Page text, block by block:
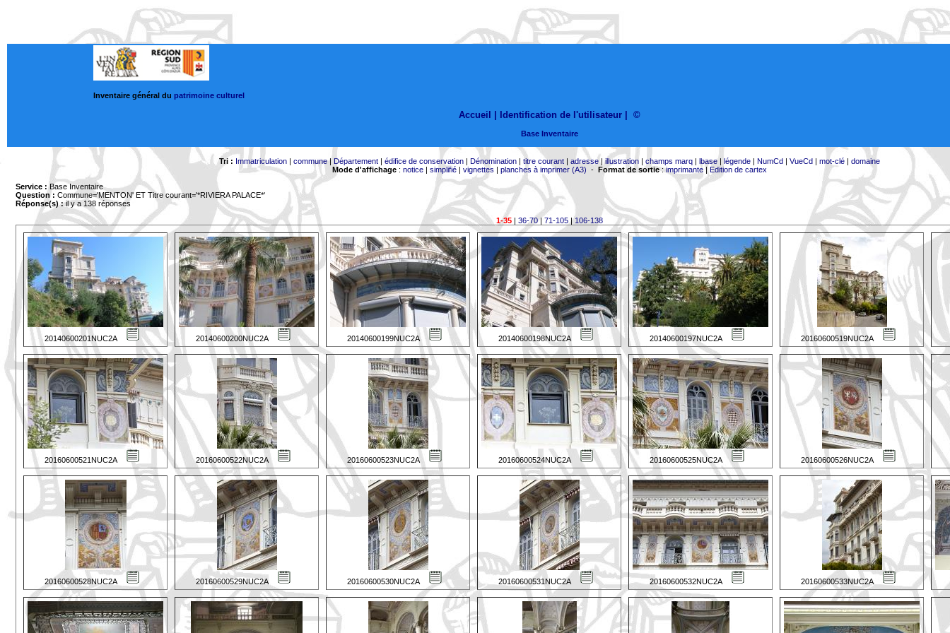
Inventaire général du patrimoine culturel
Accueil | Identification de l'utilisateur ©
Base Inventaire
Tri : Immatriculation| commune| Département| édifice de conservation| Dénomination| titre courant| adresse|illustration| champs marq| lbase| légende| NumCd| VueCd| mot-clé| domaine
Mode d'affichage: notice| simplifié| vignettes | planches à imprimer (A3) - Format de sortie:imprimante| Edition de cartex
Service : Base Inventaire
Question : Commune='MENTON' ET Titre courant='*RIVIERA PALACE*'
Réponse(s) :il y a 138 réponses
1-35| 36-70| 71-105|106-138
20140600201NUC2A 20140600200NUC2A 20140600199NUC2A 20140600198NUC2A 20140600197NUC2A 20160600519NUC2A
20160600521NUC2A 20160600522NUC2A 20160600523NUC2A 20160600524NUC2A 20160600525NUC2A 20160600526NUC2A
20160600528NUC2A 20160600529NUC2A 20160600530NUC2A 20160600531NUC2A 20160600532NUC2A 20160600533NUC2A